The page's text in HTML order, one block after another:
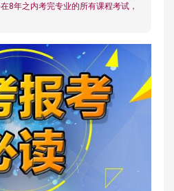
8年之内考完专业的所有课程考试，